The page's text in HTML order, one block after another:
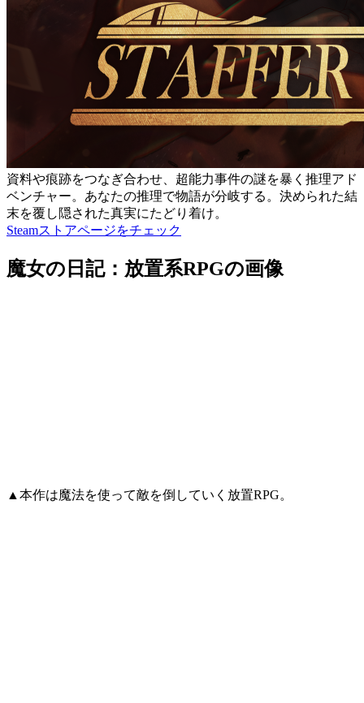
資料や痕跡をつなぎ合わせ、超能力事件の謎を暴く推理アド
ベンチャー。あなたの推理で物語が分岐する。決められた結
末を覆し隠された真実にたどり着け。
Steamストアページをチェック
魔女の日記：放置系RPGの画像
▲本作は魔法を使って敵を倒していく放置RPG。